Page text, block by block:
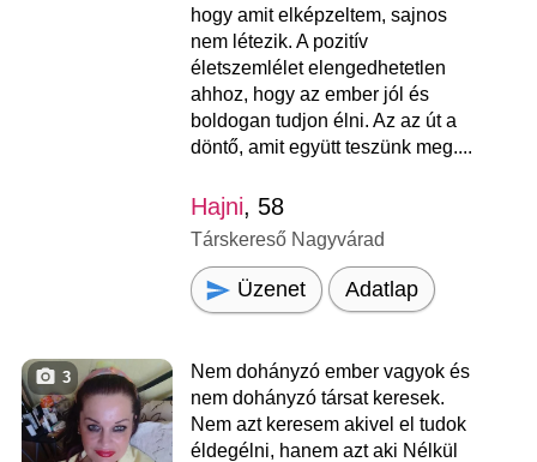
hogy amit elképzeltem, sajnos
nem létezik. A pozitív
életszemlélet elengedhetetlen
ahhoz, hogy az ember jól és
boldogan tudjon élni. Az az út a
döntő, amit együtt teszünk meg....
Hajni, 58
Társkereső Nagyvárad
Üzenet Adatlap
3
Nem dohányzó ember vagyok és
nem dohányzó társat keresek.
Nem azt keresem akivel el tudok
éldegélni, hanem azt aki Nélkül